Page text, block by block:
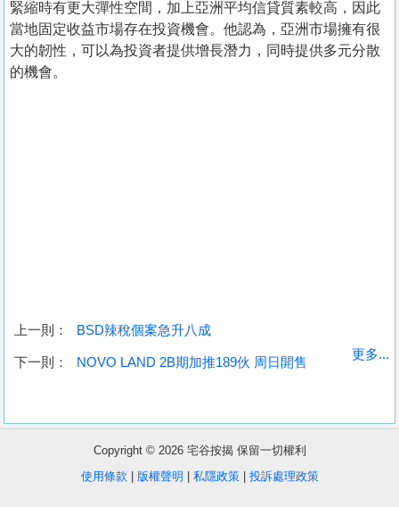
收
盤
緊縮時有更大彈性空間，加上亞洲平均信貸質素較高，因此
當地固定收益市場存在投資機會。他認為，亞洲市場擁有很
大的韌性，可以為投資者提供增長潛力，同時提供多元分散
的機會。
上一則： BSD辣稅個案急升八成
下一則： NOVO LAND 2B期加推189伙 周日開售
更多...
Copyright © 2026 宅谷按揭 保留一切權利
使用條款
版權聲明 私隱政策| 投訴處理政策